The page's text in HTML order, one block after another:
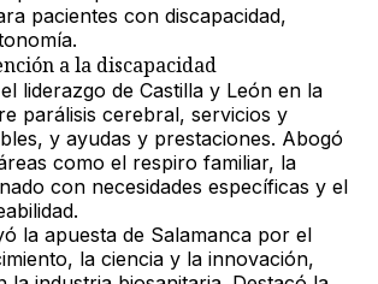
pacientes con discapacidad,
a la discapacidad
liderazgo de Castilla y León en la
parálisis cerebral, servicios y
y ayudas y prestaciones. Abogó
como el respiro familiar, la
con necesidades específicas y el
la apuesta de Salamanca por el
la ciencia y la innovación,